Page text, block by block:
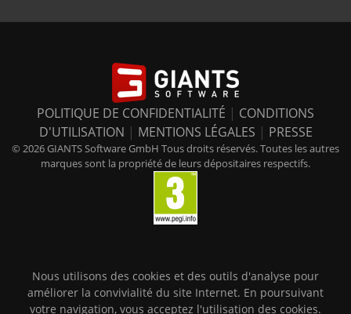
POLITIQUE DE CONFIDENTIALITÉ | CONDITIONS
D'UTILISATION | MENTIONS LÉGALES | PRESSE
© 2026 GIANTS Software GmbH Tous droits réservés. Toutes les autres
marques sont la propriété de leurs dépositaires respectifs.
Nous utilisons des cookies et des outils d'analyse pour
améliorer la convivialité du site Internet. En poursuivant
votre navigation, vous acceptez l'utilisation des cookies.